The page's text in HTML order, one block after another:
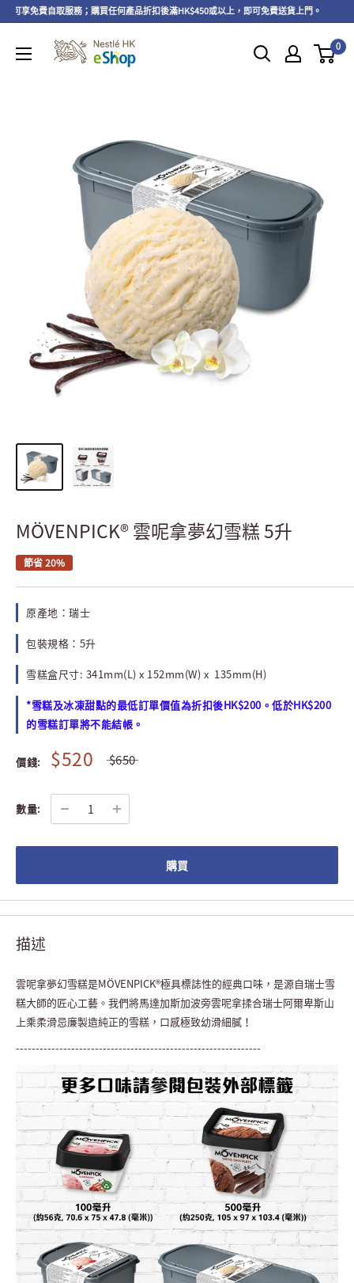
享免費自取服務；購買任何產品折扣後滿HK$450或以上，即可免費送貨上門。
0
MÖVENPICK® 雲呢拿夢幻雪糕 5升
節省 20%
原產地：瑞士
包裝規格：5升
雪糕盒尺寸: 341mm(L) x 152mm(W) x 135mm(H)
*雪糕及冰凍甜點的最低訂單價值為折扣後HK$200。低於HK$200
的雪糕訂單將不能結帳。
價錢: $520 $650
數量:
購買
描述
雲呢拿夢幻雪糕是MÖVENPICK®極具標誌性的經典口味，是源自瑞士雪
糕大師的匠心工藝。我們將馬達加斯加波旁雲呢拿揉合瑞士阿爾卑斯山
上乘柔滑忌廉製造純正的雪糕，口感極致幼滑細膩！
--------------------------------------------------------------